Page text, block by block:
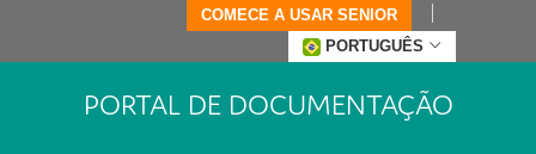
COMECE A USAR SENIOR
PORTUGUÊS
PORTAL DE DOCUMENTAÇÃO